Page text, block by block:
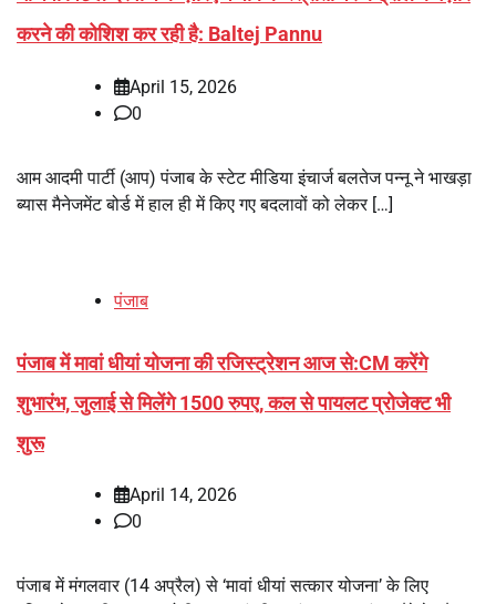
करने की कोशिश कर रही है: Baltej Pannu
April 15, 2026
0
आम आदमी पार्टी (आप) पंजाब के स्टेट मीडिया इंचार्ज बलतेज पन्नू ने भाखड़ा
ब्यास मैनेजमेंट बोर्ड में हाल ही में किए गए बदलावों को लेकर […]
पंजाब
पंजाब में मावां धीयां योजना की रजिस्ट्रेशन आज से:CM करेंगे
शुभारंभ, जुलाई से मिलेंगे 1500 रुपए, कल से पायलट प्रोजेक्ट भी
शुरू
April 14, 2026
0
पंजाब में मंगलवार (14 अप्रैल) से ‘मावां धीयां सत्कार योजना’ के लिए